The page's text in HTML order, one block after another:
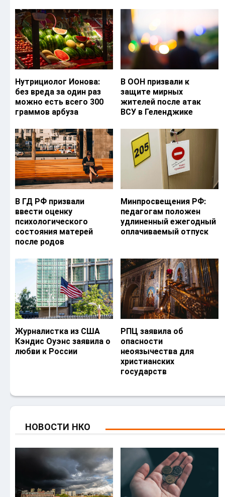
Нутрициолог Ионова:
без вреда за один раз
можно есть всего 300
граммов арбуза
В ООН призвали к
защите мирных
жителей после атак
ВСУ в Геленджике
В ГД РФ призвали
ввести оценку
психологического
состояния матерей
после родов
Минпросвещения РФ:
педагогам положен
удлиненный ежегодный
оплачиваемый отпуск
Журналистка из США
Кэндис Оуэнс заявила о
любви к России
РПЦ заявила об
опасности
неоязычества для
христианских
государств
НОВОСТИ НКО